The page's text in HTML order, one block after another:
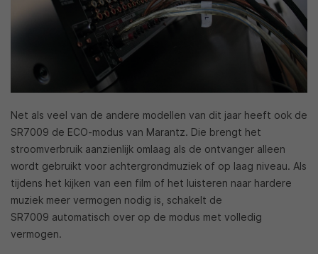
Net als veel van de andere modellen van dit jaar heeft ook de
SR7009 de ECO-modus van Marantz. Die brengt het
stroomverbruik aanzienlijk omlaag als de ontvanger alleen
wordt gebruikt voor achtergrondmuziek of op laag niveau. Als
tijdens het kijken van een film of het luisteren naar hardere
muziek meer vermogen nodig is, schakelt de
SR7009 automatisch over op de modus met volledig
vermogen.